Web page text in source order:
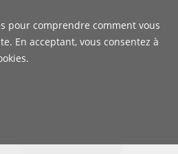
pour comprendre comment vous
En acceptant, vous consentez à